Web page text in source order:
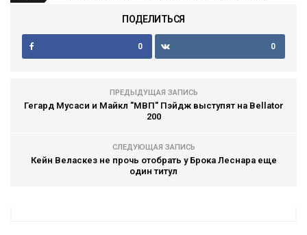
ПОДЕЛИТЬСЯ
0 0
ПРЕДЫДУЩАЯ ЗАПИСЬ
Гегард Мусаси и Майкл "МВП" Пэйдж выступят на Bellator
200
СЛЕДУЮЩАЯ ЗАПИСЬ
Кейн Веласкез не прочь отобрать у Брока Леснара еще
один титул